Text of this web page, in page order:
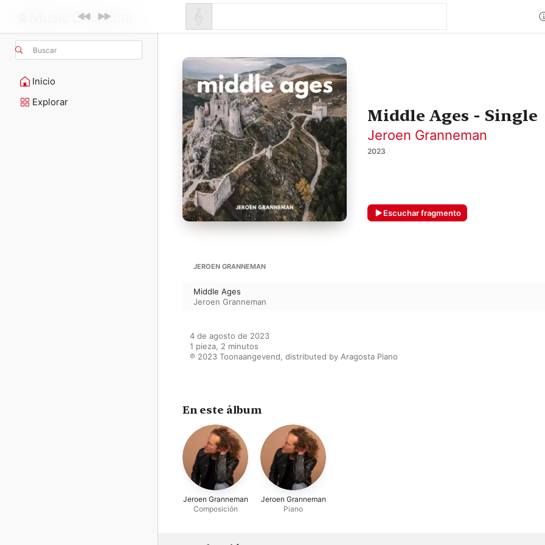
Buscar
Inicio
Explorar
Middle Ages - Single
Jeroen Granneman
2023
Escuchar fragmento
JEROEN GRANNEMAN
Middle Ages
Jeroen Granneman
4 de agosto de 2023
1 pieza, 2 minutos
℗ 2023 Toonaangevend, distributed by Aragosta Piano
En este álbum
Jeroen Granneman
Composición
Jeroen Granneman
Piano